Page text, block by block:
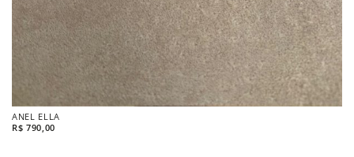
ANEL ELLA
R$ 790,00